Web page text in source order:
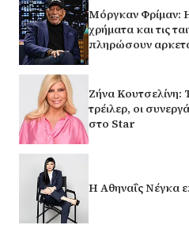
Μόργκαν Φρίμαν:
χρήματα και τις
πληρώσουν
Ζήνα Κουτσελίνη:
τρέιλερ, οι
στο Star
Η Αθηναΐς Νέγκα